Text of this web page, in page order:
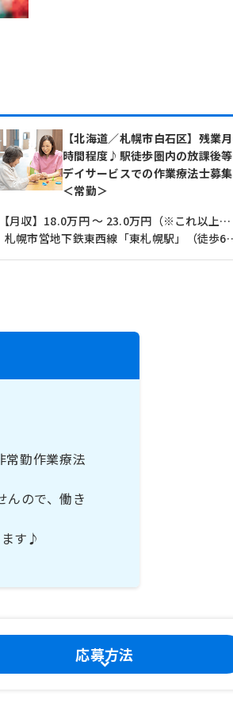
【北海道／札幌市白石区】残業
時間程度♪駅徒歩圏内の放課後等
デイサービスでの作業療法士募集
＜常勤＞
【月収】18.0万円 ～ 23.0万円（※これ以上の額も経験に応じ考慮）
札幌市営地下鉄
常勤作業療法
んので、働き
す♪
応募方法